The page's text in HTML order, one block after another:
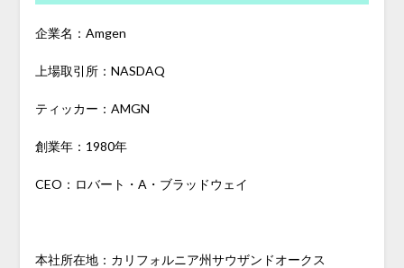
企業名：Amgen
上場取引所：NASDAQ
ティッカー：AMGN
創業年：1980年
CEO：ロバート・A・ブラッドウェイ
本社所在地：カリフォルニア州サウザンドオークス